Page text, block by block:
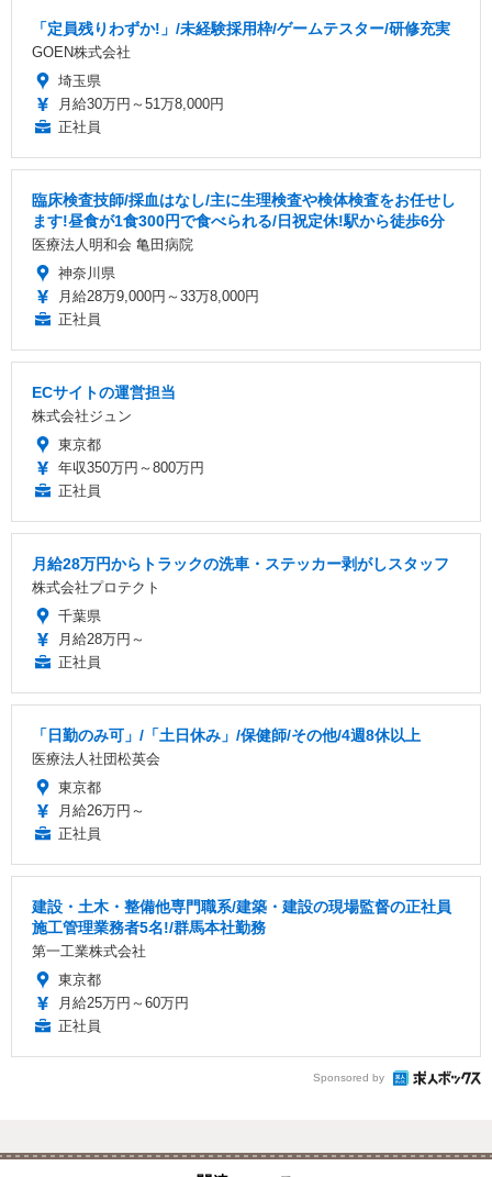
「定員残りわずか!」/未経験採用枠/ゲームテスター/研修充実
GOEN株式会社
埼玉県
月給30万円～51万8,000円
正社員
臨床検査技師/採血はなし/主に生理検査や検体検査をお任せし
ます!昼食が1食300円で食べられる/日祝定休!駅から徒歩6分
医療法人明和会 亀田病院
神奈川県
月給28万9,000円～33万8,000円
正社員
ECサイトの運営担当
株式会社ジュン
東京都
年収350万円～800万円
正社員
月給28万円からトラックの洗車・ステッカー剥がしスタッフ
株式会社プロテクト
千葉県
月給28万円～
正社員
「日勤のみ可」/「土日休み」/保健師/その他/4週8休以上
医療法人社団松英会
東京都
月給26万円～
正社員
建設・土木・整備他専門職系/建築・建設の現場監督の正社員
施工管理業務者5名!/群馬本社勤務
第一工業株式会社
東京都
月給25万円～60万円
正社員
Sponsored by